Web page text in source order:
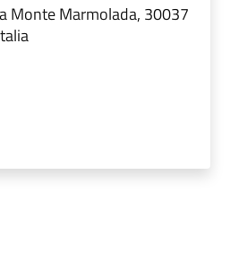
Monte Marmolada, 30037